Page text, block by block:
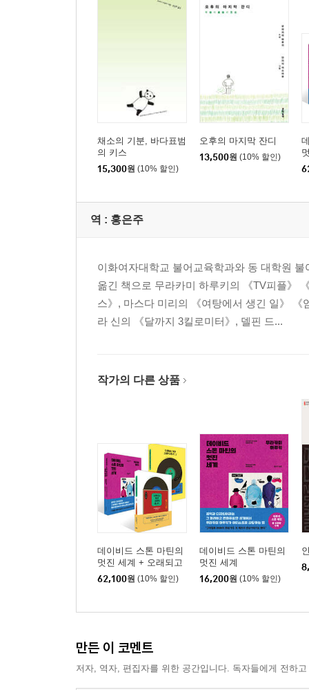
채소의 기분, 바다표범
의 키스
15,300원 (10% 할인)
오후의 마지막 잔디
13,500원 (10% 할인)
역 : 홍은주
이화여자대학교 불어교육학과와 동 대학원
옮긴 책으로 무라카미 하루키의 《TV피플》
스》, 마스다 미리의 《여탕에서 생긴 일》
라 신의 《달까지 3킬로미터》, 델핀 드...
작가의 다른 상품
데이비드 스톤 마틴의
멋진 세계 + 오래되고
멋진 클래식 레코드 1,2
세트
62,100원 (10% 할인)
데이비드 스톤 마틴의
멋진 세계
16,200원 (10% 할인)
만든 이 코멘트
저자, 역자, 편집자를 위한 공간입니다. 독자들에게 전하